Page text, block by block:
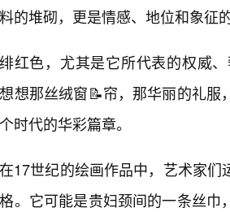
的堆砌，更是情感、地位和象征
绯红色，尤其是它所代表的权威
想那丝绒窗📝帘，那华丽的礼
时代的华彩篇章。
在17世纪的绘画作品中，艺术家
。它可能是贵妇颈间的一条丝